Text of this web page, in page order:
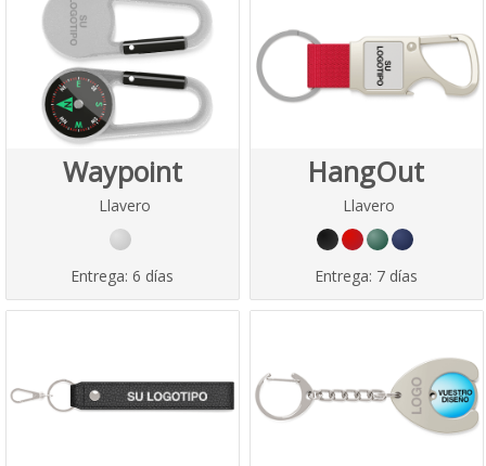
Waypoint
Llavero
Entrega: 6 días
HangOut
Llavero
Entrega: 7 días